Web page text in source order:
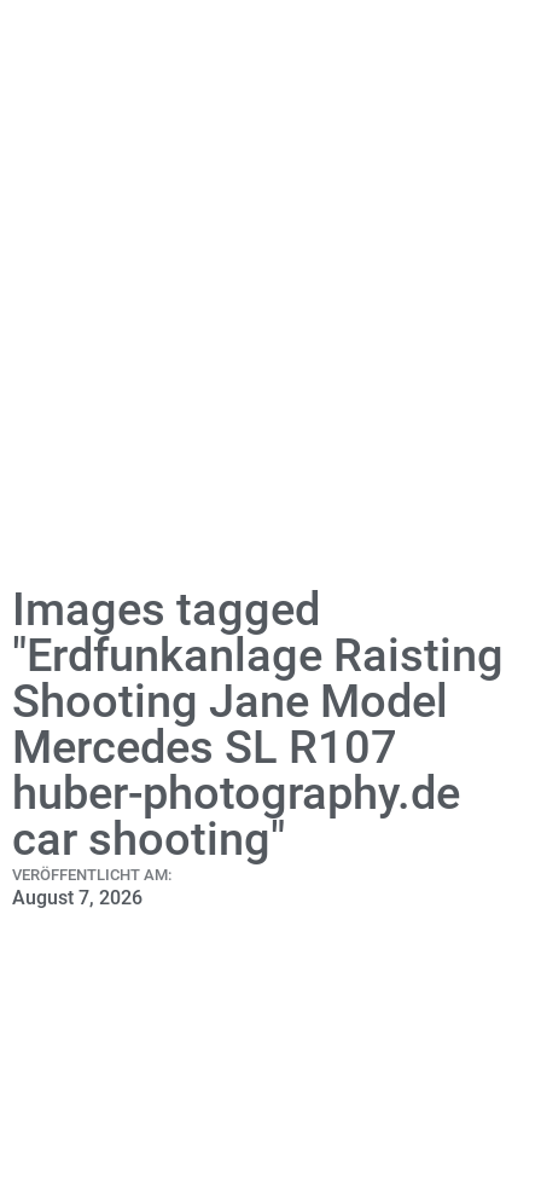
Images tagged
"Erdfunkanlage Raisting
Shooting Jane Model
Mercedes SL R107
huber-photography.de
car shooting"
VERÖFFENTLICHT AM:
August 7, 2026